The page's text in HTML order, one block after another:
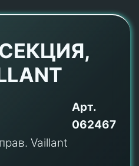
Арт.
062467